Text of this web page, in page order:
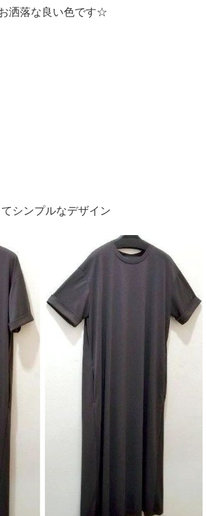
洒落な良い色です☆
シンプルなデザイン